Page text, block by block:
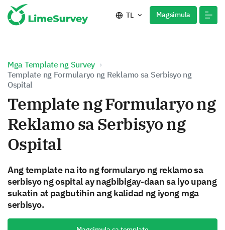
TL Magsimula
Mga Template ng Survey
Template ng Formularyo ng Reklamo sa Serbisyo ng
Ospital
Template ng Formularyo ng
Reklamo sa Serbisyo ng
Ospital
Ang template na ito ng formularyo ng reklamo sa
serbisyo ng ospital ay nagbibigay-daan sa iyo upang
sukatin at pagbutihin ang kalidad ng iyong mga
serbisyo.